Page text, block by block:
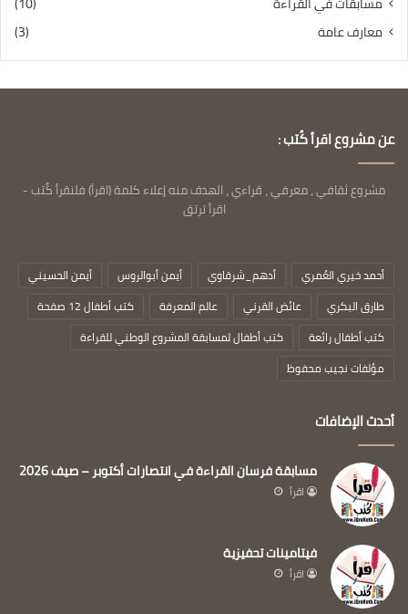
معارف عامة
(3)
عن مشروع اقرأ كُتب :
مشروع ثقافي ، معرفي ، قراءي ، الهدف منه إعلاء كلمة (اقرأ) فلنقرأ كُتب -
اقرأ ترتق
أحمد خيري العُمري أدهم_شرقاوي أيمن أبوالروس
أيمن الحسيني
طارق البكري
عائض القرني عالم المعرفة
كتب أطفال 12 صفحة
كتب أطفال رائعة
كتب أطفال لمسابقة المشروع الوطني للقراءة
مؤلفات نجيب محفوظ
أحدث الإضافات
مسابقة فرسان القراءة في انتصارات أكتوبر – صيف 2026
اقرأ
فيتامينات تحفيزية
اقرأ